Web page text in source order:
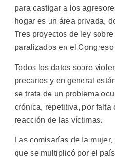
para castigar a los
hogar es un área privada,
Tres proyectos de ley
paralizados en el
Todos los datos sobre
precarios y en general
se trata de un problema
crónica, repetitiva, por falta
reacción de las víctimas.
Las comisarías de la
que se multiplicó por el